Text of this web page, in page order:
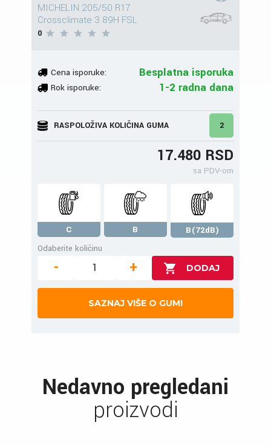
MICHELIN 205/50 R17
Crossclimate 3 89H FSL
0
Cena isporuke: Besplatna isporuka
Rok isporuke: 1-2 radna dana
RASPOLOŽIVA KOLIČINA GUMA 2
17.480 RSD
sa PDV-om
C B
B(72dB)
Odaberite količinu
- +
SAZNAJ VIŠE O GUMI
Nedavno pregledani
proizvodi